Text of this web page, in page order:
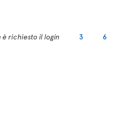
è richiesto il login 3 6